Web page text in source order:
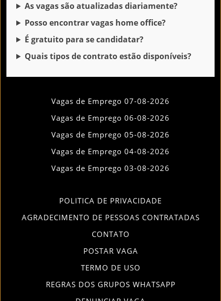
As vagas são atualizadas diariamente?
Posso encontrar vagas home office?
É gratuito para se candidatar?
Quais tipos de contrato estão disponíveis?
Vagas de Emprego 07-08-2026
Vagas de Emprego 06-08-2026
Vagas de Emprego 05-08-2026
Vagas de Emprego 04-08-2026
Vagas de Emprego 03-08-2026
POLITICA DE PRIVACIDADE
AGRADECIMENTO DE PESSOAS CONTRATADAS
CONTATO
POSTAR VAGA
TERMO DE USO
REGRAS DOS GRUPOS WHATSAPP